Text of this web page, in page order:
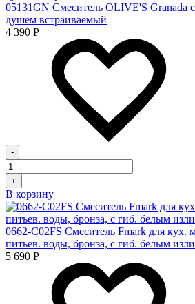
05131GN Смеситель OLIVE'S Granada
душем встраиваемый
4 390 Р
-
+
В корзину
0662-C02FS Смеситель Fmark для кух.
питьев. воды, бронза, с гиб. белым
5 690 Р